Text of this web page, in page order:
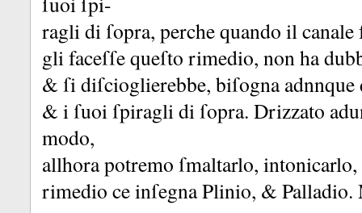
ragli di ſopra, perche quando il
gli faceſſe queſto rimedio, non ha
& ſi diſcioglierebbe, biſogna
& i ſuoi ſpiragli di ſopra. Drizzato
modo,
allhora potremo ſmaltarlo,
rimedio ce inſegna Plinio, & Palladio.